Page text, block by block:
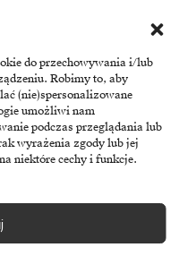
do przechowywania i/lub
Robimy to, aby
(nie)spersonalizowane
umożliwi nam
podczas przeglądania lub
wyrażenia zgody lub jej
niektóre cechy i funkcje.